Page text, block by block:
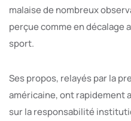
malaise de nombreux
perçue comme en décalage
sport.
Ses propos, relayés par la
américaine, ont rapidement
sur la responsabilité